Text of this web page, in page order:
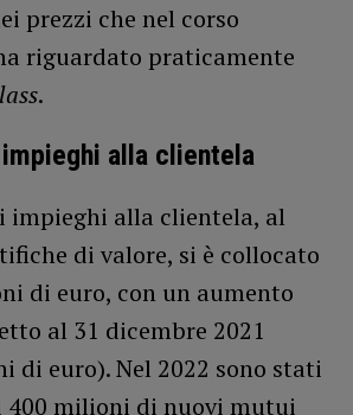
prezzi che nel corso
riguardato praticamente
.
alla clientela
impieghi alla clientela, al
di valore, si è collocato
di euro, con un aumento
al 31 dicembre 2021
di euro). Nel 2022 sono stati
400 milioni di nuovi mutui